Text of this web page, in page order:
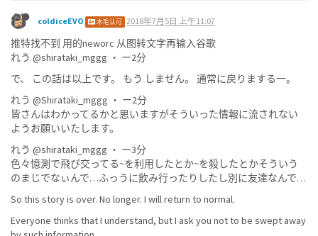
coldiceEVO 木毛认可 2018年7月5日 上午11:07
推特找不到 用的neworc 从图转文字再输入谷歌
れう @shirataki_mggg ・ ー2分
で、 この話は以上です。 もう しません。 通常に戻りまする一。
れう @Shirataki_mggg ・ ー2分
皆さんはわかってるかと思いますがそういった情報に流されない
ようお願いいたします。
れう @shirataki_mggg ・ ー3分
色々憶測で飛ぴ交ってる~を利用したとか~を殺したとかそういう
のまじでなぃんで…ふっうに飲み行ったりしたし別に友達なんで…
So this story is over. No longer. I will return to normal.
Everyone thinks that I understand, but I ask you not to be swept away